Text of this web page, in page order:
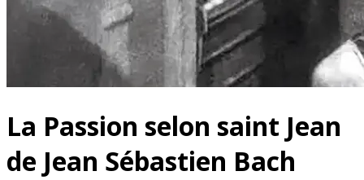
La Passion selon saint Jean
de Jean Sébastien Bach